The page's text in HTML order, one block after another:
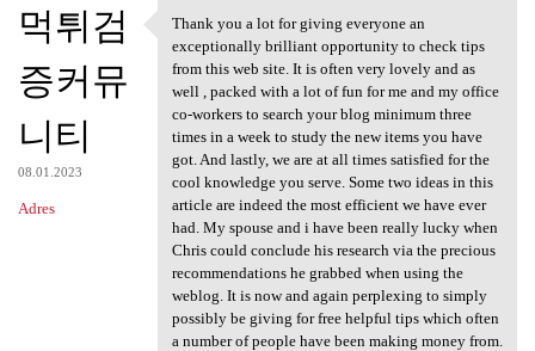
먹튀검
증커뮤
니티
08.01.2023
Adres
Thank you a lot for giving
Thank you a lot for giving everyone an
exceptionally brilliant opportunity to check tips
from this web site. It is often very lovely and as
well , packed with a lot of fun for me and my office
co-workers to search your blog minimum three
times in a week to study the new items you have
got. And lastly, we are at all times satisfied for the
cool knowledge you serve. Some two ideas in this
article are indeed the most efficient we have ever
had. My spouse and i have been really lucky when
Chris could conclude his research via the precious
recommendations he grabbed when using the
weblog. It is now and again perplexing to simply
possibly be giving for free helpful tips which often
a number of people have been making money from.